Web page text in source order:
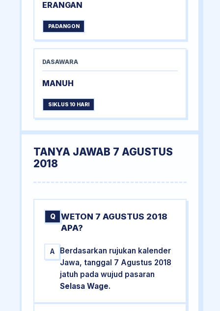
ERANGAN
PADANGON
DASAWARA
MANUH
SIKLUS 10 HARI
TANYA JAWAB 7 AGUSTUS
2018
Q
WETON 7 AGUSTUS 2018
APA?
A
Berdasarkan rujukan kalender
Jawa, tanggal 7 Agustus 2018
jatuh pada wujud pasaran
Selasa Wage.